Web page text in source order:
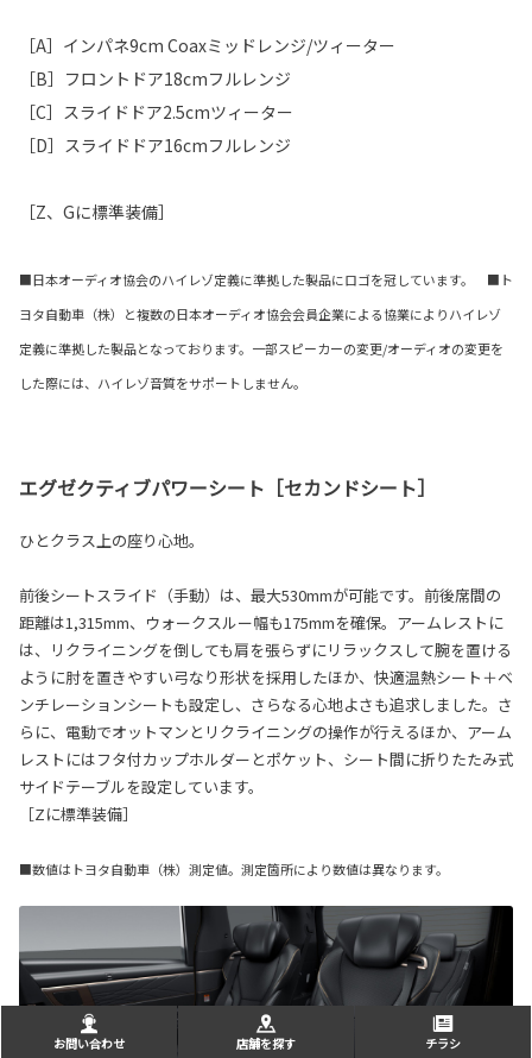
［A］インパネ9cm Coaxミッドレンジ/ツィーター
［B］フロントドア18cmフルレンジ
［C］スライドドア2.5cmツィーター
［D］スライドドア16cmフルレンジ
［Z、Gに標準装備］
■日本オーディオ協会のハイレゾ定義に準拠した製品にロゴを冠しています。 ■ト
ヨタ自動車（株）と複数の日本オーディオ協会会員企業による協業によりハイレゾ
定義に準拠した製品となっております。一部スピーカーの変更/オーディオの変更を
した際には、ハイレゾ音質をサポートしません。
エグゼクティブパワーシート［セカンドシート］
ひとクラス上の座り心地。
前後シートスライド（手動）は、最大530mmが可能です。前後席間の
距離は1,315mm、ウォークスルー幅も175mmを確保。アームレストに
は、リクライニングを倒しても肩を張らずにリラックスして腕を置ける
ように肘を置きやすい弓なり形状を採用したほか、快適温熱シート＋ベ
ンチレーションシートも設定し、さらなる心地よさも追求しました。さ
らに、電動でオットマンとリクライニングの操作が行えるほか、アーム
レストにはフタ付カップホルダーとポケット、シート間に折りたたみ式
サイドテーブルを設定しています。
［Zに標準装備］
■数値はトヨタ自動車（株）測定値。測定箇所により数値は異なります。
お問い合わせ 店舗を探す チラシ